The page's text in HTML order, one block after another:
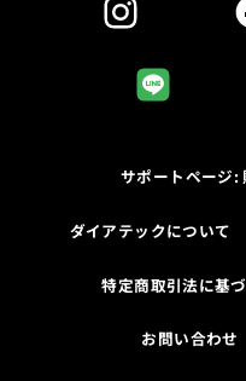
サポートページ:
ダイアテックについて
特定商取引法に基
お問い合わせ